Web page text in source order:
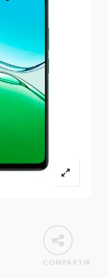
COMPARTIR